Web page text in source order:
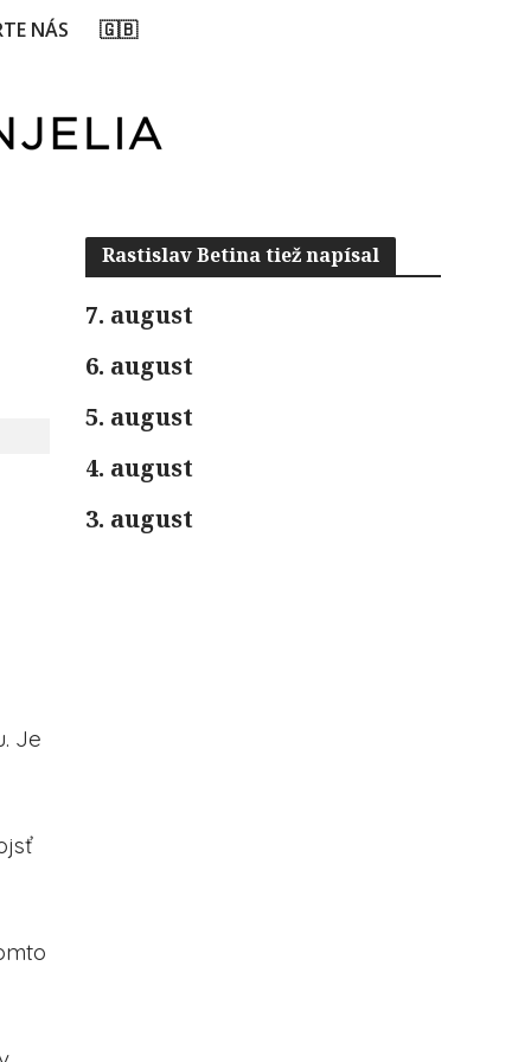
NÁS
🇬🇧
Je
Rastislav Betina tiež napísal
7. august
6. august
5. august
4. august
3. august